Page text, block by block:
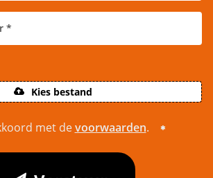
Kies bestand
met devoorwaarden.